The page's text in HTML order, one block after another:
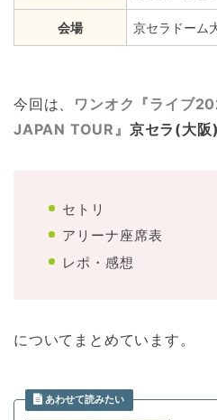
会場 京セラドーム
今回は、 ワンオク『ライブ
JAPAN TOUR』 京セラ(大阪
セトリ
アリーナ座席表
レポ・感想
についてまとめています。